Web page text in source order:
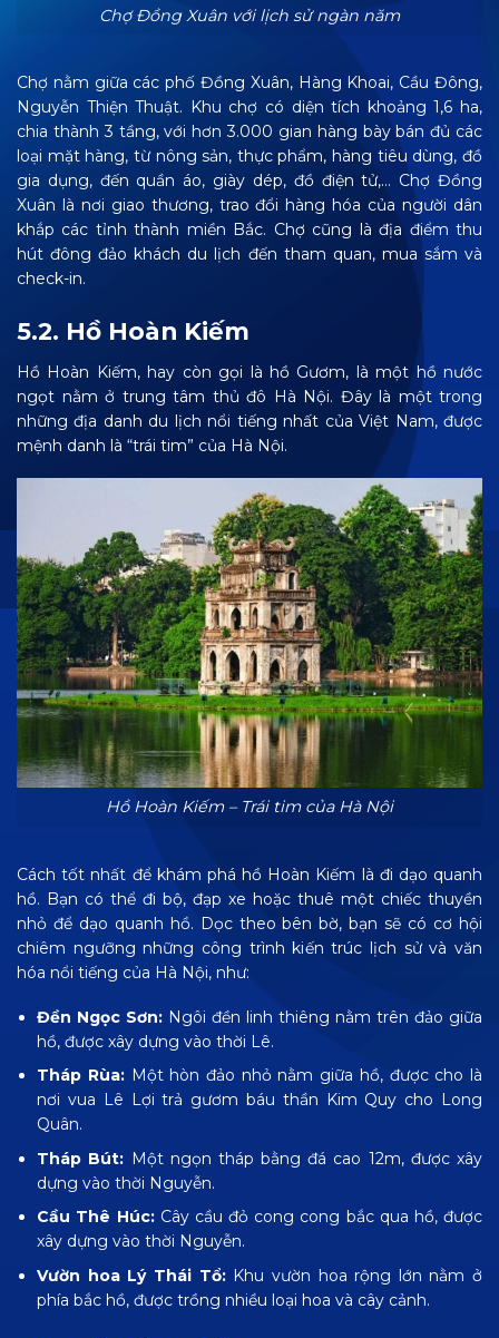
Chợ Đồng Xuân với lịch sử ngàn năm
Chợ nằm giữa các phố Đồng Xuân, Hàng Khoai, Cầu Đông,
Nguyễn Thiện Thuật. Khu chợ có diện tích khoảng 1,6 ha,
chia thành 3 tầng, với hơn 3.000 gian hàng bày bán đủ các
loại mặt hàng, từ nông sản, thực phẩm, hàng tiêu dùng, đồ
gia dụng, đến quần áo, giày dép, đồ điện tử,… Chợ Đồng
Xuân là nơi giao thương, trao đổi hàng hóa của người dân
khắp các tỉnh thành miền Bắc. Chợ cũng là địa điểm thu
hút đông đảo khách du lịch đến tham quan, mua sắm và
check-in.
5.2. Hồ Hoàn Kiếm
Hồ Hoàn Kiếm, hay còn gọi là hồ Gươm, là một hồ nước
ngọt nằm ở trung tâm thủ đô Hà Nội. Đây là một trong
những địa danh du lịch nổi tiếng nhất của Việt Nam, được
mệnh danh là “trái tim” của Hà Nội.
Hồ Hoàn Kiếm – Trái tim của Hà Nội
Cách tốt nhất để khám phá hồ Hoàn Kiếm là đi dạo quanh
hồ. Bạn có thể đi bộ, đạp xe hoặc thuê một chiếc thuyền
nhỏ để dạo quanh hồ. Dọc theo bên bờ, bạn sẽ có cơ hội
chiêm ngưỡng những công trình kiến trúc lịch sử và văn
hóa nổi tiếng của Hà Nội, như:
Đền Ngọc Sơn: Ngôi đền linh thiêng nằm trên đảo giữa
hồ, được xây dựng vào thời Lê.
Tháp Rùa:Một hòn đảo nhỏ nằm giữa hồ, được cho là
nơi vua Lê Lợi trả gươm báu thần Kim Quy cho Long
Quân.
Tháp Bút: Một ngọn tháp bằng đá cao 12m, được xây
dựng vào thời Nguyễn.
Cầu Thê Húc:Cây cầu đỏ cong cong bắc qua hồ, được
xây dựng vào thời Nguyễn.
Vườn hoa Lý Thái Tổ:Khu vườn hoa rộng lớn nằm ở
phía bắc hồ, được trồng nhiều loại hoa và cây cảnh.